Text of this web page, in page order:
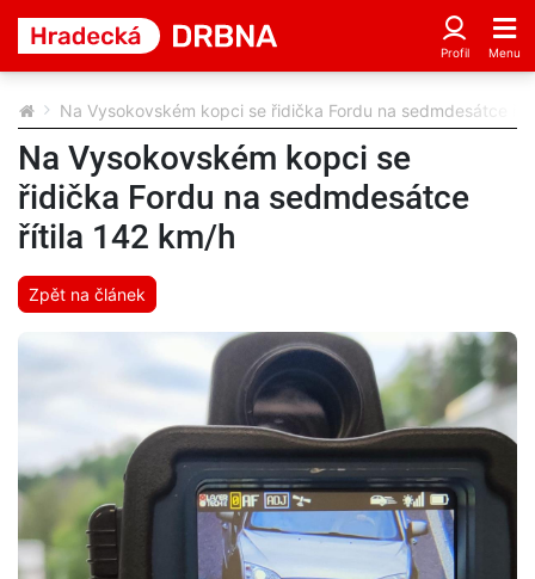
Na Vysokovském kopci se řidička Fordu na sedmdesátce
Na Vysokovském kopci se
řidička Fordu na sedmdesátce
řítila 142 km/h
Zpět na článek